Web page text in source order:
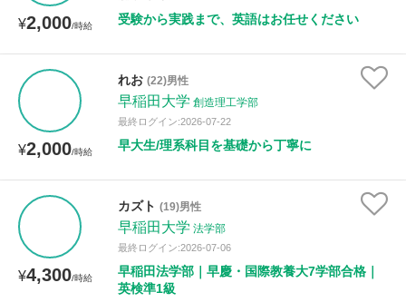
¥2,000/時給 受験から実践まで、英語はお任せください
¥2,000/時給
れお (22)男性
早稲田大学 創造理工学部
最終ログイン:2026-07-22
早大生/理系科目を基礎から丁寧に
¥4,300/時給
カズト (19)男性
早稲田大学 法学部
最終ログイン:2026-07-06
早稲田法学部｜早慶・国際教養大7学部合格｜
英検準1級